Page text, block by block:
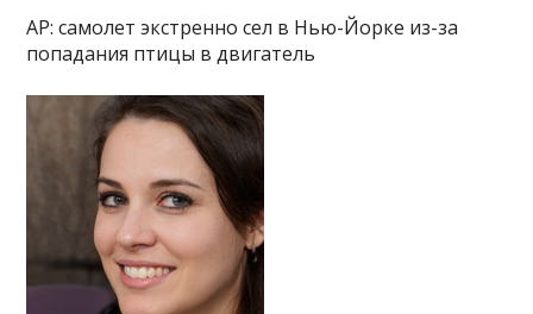
AP: самолет экстренно сел в Нью-Йорке из-за
попадания птицы в двигатель